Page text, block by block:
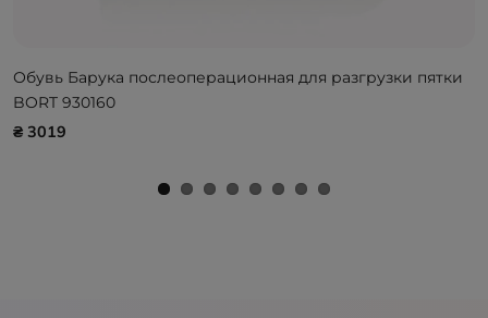
Обувь Барука послеоперационная для разгрузки пятки
BORT 930160
₴ 3019